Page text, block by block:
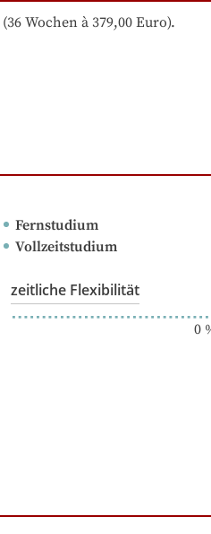
(36 Wochen à 379,00 Euro).
Fernstudium
Vollzeitstudium
zeitliche Flexibilität
0